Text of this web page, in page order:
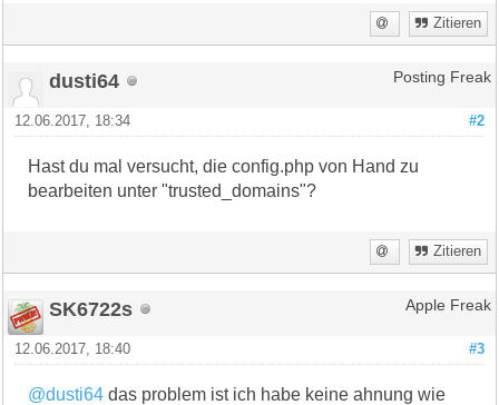
Zitieren
dusti64 Posting Freak
#2
12.06.2017, 18:34
Hast du mal versucht, die config.php von Hand zu
bearbeiten unter "trusted_domains"?
Zitieren
SK6722s Apple Freak
#3
12.06.2017, 18:40
@dusti64 das problem ist ich habe keine ahnung wie